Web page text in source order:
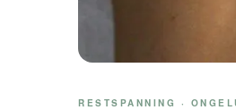
RESTSPANNING ·